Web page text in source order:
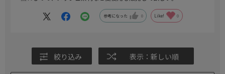
参考になった 0 Like! 0
絞り込み 表示：新しい順